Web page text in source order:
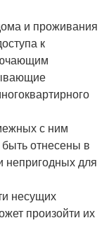
и проживания
к
с ним
отнесены в
непригодных для
несущих
произойти их